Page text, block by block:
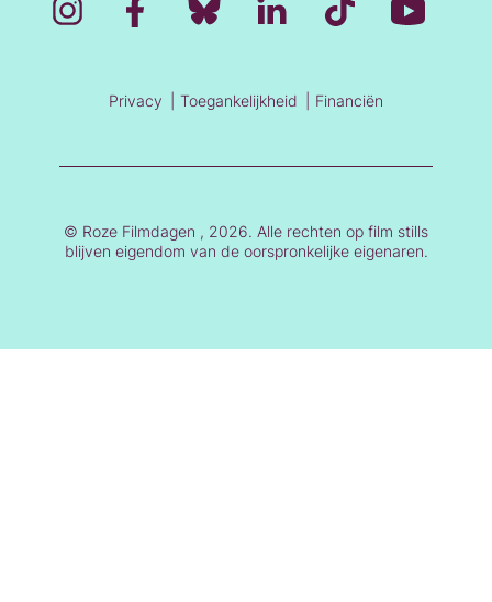
Privacy Toegankelijkheid Financiën
© Roze Filmdagen , 2026. Alle rechten op film stills
blijven eigendom van de oorspronkelijke eigenaren.